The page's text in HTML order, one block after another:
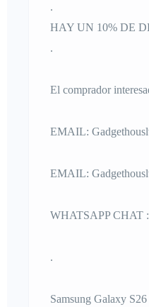
.
HAY UN 10% DE
.
El comprador
EMAIL:
EMAIL:
WHATSAPP CHAT
.
Samsung Galaxy